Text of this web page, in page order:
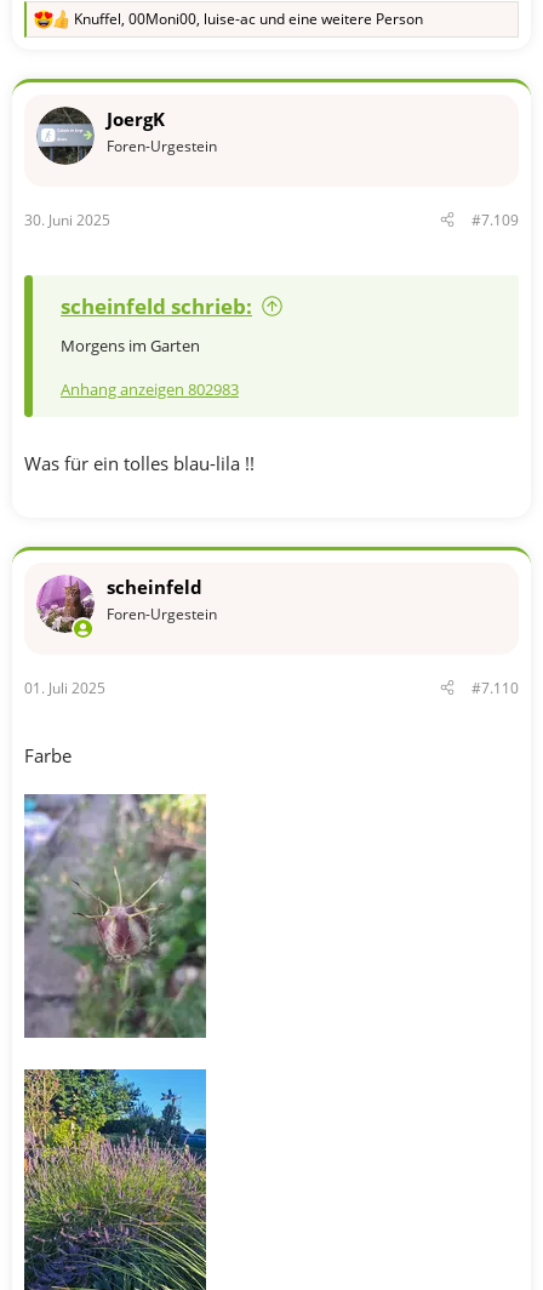
R
k
o
:
Knuffel, 00Moni00, luise-ac und eine weitere Person
JoergK
Foren-Urgestein
30. Juni 2025 #7.109
scheinfeld schrieb:
Morgens im Garten
Anhang anzeigen 802983
Was für ein tolles blau-lila !!
scheinfeld
Foren-Urgestein
01. Juli 2025 #7.110
Farbe